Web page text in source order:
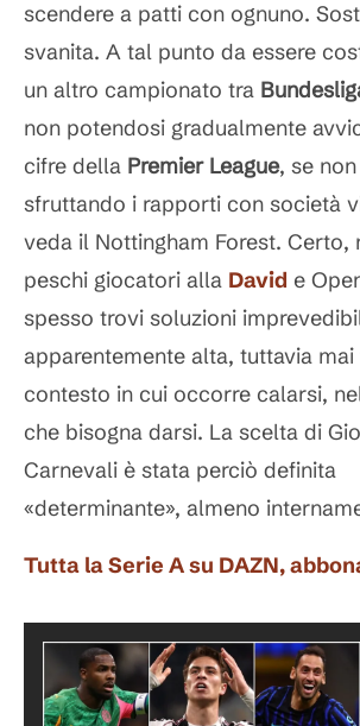
scendere a patti con ognuno.
svanita. A tal punto da essere
un altro campionato tra
non potendosi gradualmente
cifre della Premier League, se
sfruttando i rapporti con società
veda il Nottingham Forest. Certo,
peschi giocatori alla David e
spesso trovi soluzioni
apparentemente alta, tuttavia
contesto in cui occorre calarsi,
che bisogna darsi. La scelta di
Carnevali è stata perciò definita
«determinante», almeno
Tutta la Serie A su DAZN,